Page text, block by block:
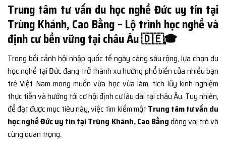
Trung tâm tư vấn du học nghề Đức uy tín tại
Trùng Khánh, Cao Bằng – Lộ trình học nghề và
định cư bền vững tại châu Âu 🇩🇪🎓
Trong bối cảnh hội nhập quốc tế ngày càng sâu rộng, lựa chọn du
học nghề tại Đức đang trở thành xu hướng phổ biến của nhiều bạn
trẻ Việt Nam mong muốn vừa học vừa làm, tích lũy kinh nghiệm
thực tiễn và hướng tới cơ hội định cư lâu dài tại châu Âu. Tuy nhiên,
để đạt được mục tiêu này, việc tìm kiếm một Trung tâm tư vấn du
học nghề Đức uy tín tại Trùng Khánh, Cao Bằngđóng vai trò vô
cùng quan trọng.